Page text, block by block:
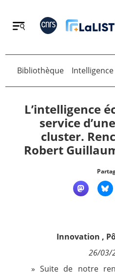
Retour
Qui sommes nous ?
Bibliothèque
L’intelligence
service
cluster.
Robert
Innovation ,
26/03/
» Suite de notre